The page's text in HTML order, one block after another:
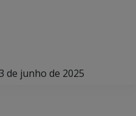
de junho de 2025